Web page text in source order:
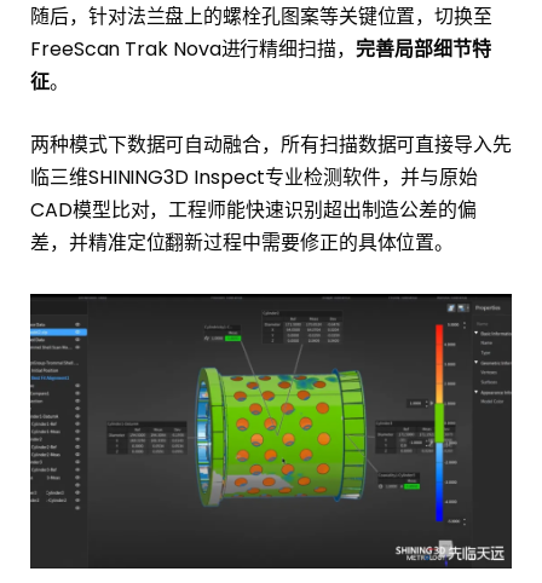
随后，针对法兰盘上的螺栓孔图案等关键位置，切换至
FreeScan Trak Nova进行精细扫描，完善局部细节特
征。
两种模式下数据可自动融合，所有扫描数据可直接导入先
临三维SHINING3D Inspect专业检测软件，并与原始
CAD模型比对，工程师能快速识别超出制造公差的偏
差，并精准定位翻新过程中需要修正的具体位置。